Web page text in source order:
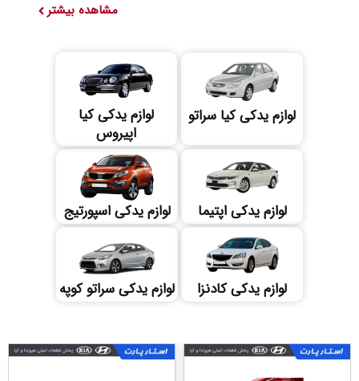
مشاهده بیشتر
لوازم یدکی کیا سراتو
لوازم یدکی کیا
اپیروس
لوازم یدکی اپتیما لوازم یدکی اسپورتیج
لوازم یدکی کادنزا لوازم یدکی سراتو کوپه